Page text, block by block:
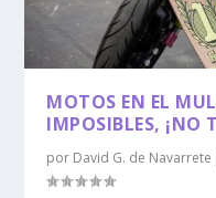
MOTOS EN EL
IMPOSIBLES, ¡NO
por David G. de Navarrete